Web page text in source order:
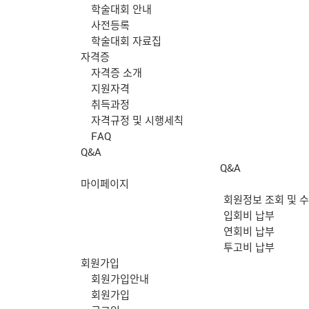
학술대회 안내
사전등록
학술대회 자료집
자격증
자격증 소개
지원자격
취득과정
자격규정 및 시행세칙
FAQ
Q&A
Q&A
마이페이지
회원정보 조회 및
입회비 납부
연회비 납부
투고비 납부
회원가입
회원가입안내
회원가입